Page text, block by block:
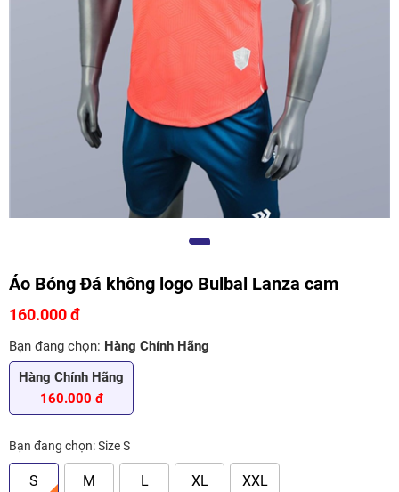
Áo Bóng Đá không logo Bulbal Lanza cam
160.000 đ
Bạn đang chọn: Hàng Chính Hãng
Hàng Chính Hãng
160.000 đ
Bạn đang chọn:Size S
S M L XL XXL